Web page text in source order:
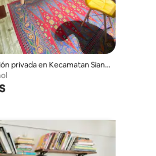
privada en Kecamatan Siant